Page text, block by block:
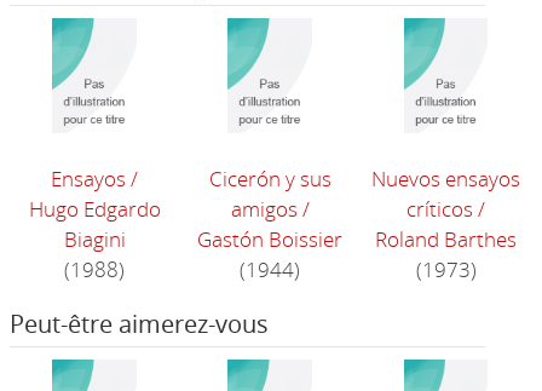
Ensayos /
Hugo Edgardo
Biagini
(1988)
Cicerón y sus
amigos /
Gastón Boissier
(1944)
Nuevos ensayos
críticos /
Roland Barthes
(1973)
Peut-être aimerez-vous